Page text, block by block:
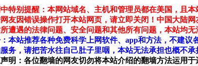
特别提醒：本网站域名、主机和管理员都在美国，且
友因错误操作打开本站网页，请立即关闭！中国大陆
遭遇的法律问题、安全问题和其他所有问题，本站均无
本站推荐各种免费科学上网软件、app和方法，不建
务，请把苦水往自己肚子里咽，本站无法承担也概不承
明：各位翻墙的网友切勿将本站介绍的翻墙方法运用